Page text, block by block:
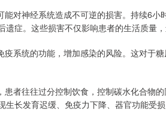
对神经系统造成不可逆的损害。持续6
症。这些损害不仅影响患者的生活质量
系统的功能，增加感染的风险。这对于
者往往过分控制饮食，控制碳水化合物
生长发育迟缓、免疫力下降、器官功能受